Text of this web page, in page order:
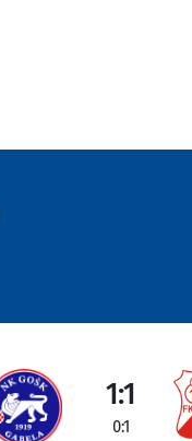
1:1
0:1